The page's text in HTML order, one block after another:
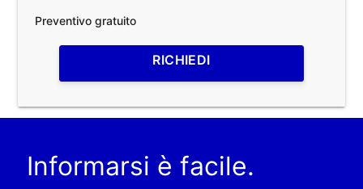
Preventivo gratuito
RICHIEDI
Informarsi è facile.